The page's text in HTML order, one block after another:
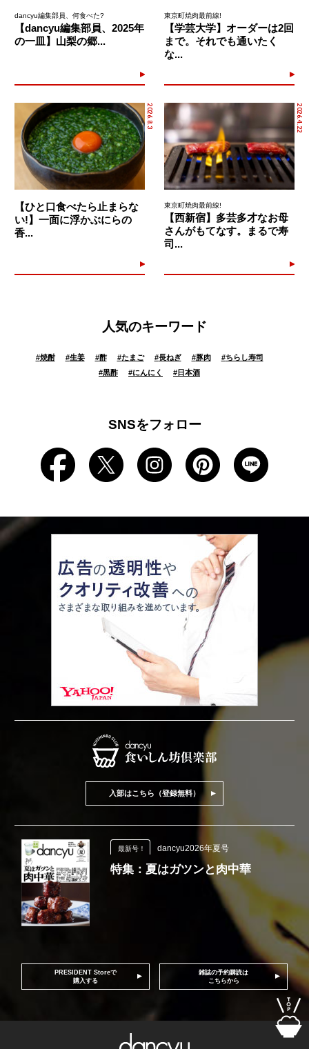
dancyu編集部員、何食べた?
【dancyu編集部員、2025年
の一皿】山梨の郷...
東京町焼肉最前線!
【学芸大学】オーダーは2回
まで。それでも通いたく
な...
2026.8.3
【ひと口食べたら止まらな
い!】一面に浮かぶにらの
香...
2026.4.22
東京町焼肉最前線!
【西新宿】多芸多才なお母
さんがもてなす。まるで寿
司...
人気のキーワード
#焼酎 #生姜 #酢 #たまご #長ねぎ #豚肉 #ちらし寿司
#黒酢 #にんにく #日本酒
SNSをフォロー
入部はこちら（登録無料）
最新号！ dancyu2026年夏号
特集：夏はガツンと肉中華
PRESIDENT Storeで
購入する
雑誌の予約購読は
こちらから